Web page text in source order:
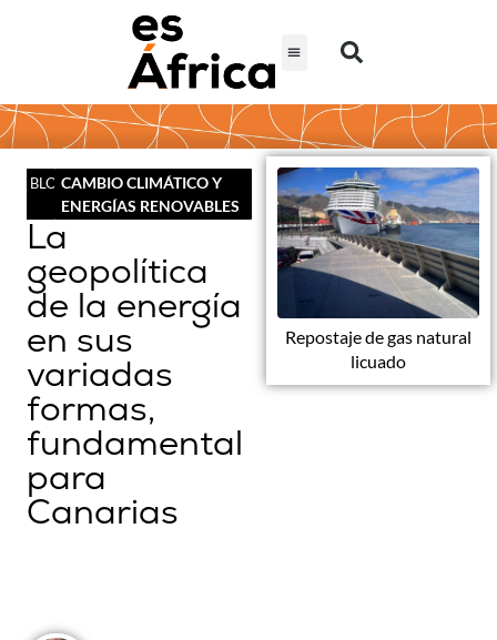
BLOGCAMBIO CLIMÁTICO Y
ENERGÍAS RENOVABLES
La
geopolítica
de la energía
en sus
variadas
formas,
fundamental
para
Canarias
Repostaje de gas natural
licuado